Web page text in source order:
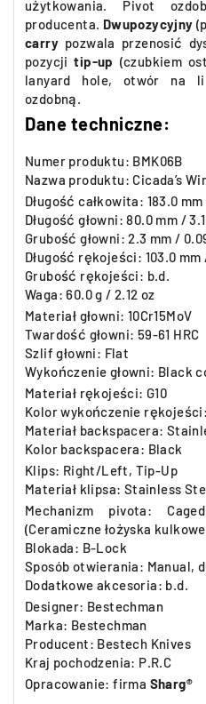
użytkowania.
Pivot
producenta. Dwupozycyjny
carry pozwala przenosić
pozycji tip-up (czubkiem
lanyard hole, otwór na
ozdobną.
Dane techniczne:
Numer produktu: BMK06B
Nazwa produktu: Cicada’s
Długość całkowita: 183.0 mm
Długość głowni: 80.0 mm /
Grubość głowni: 2.3 mm /
Długość rękojeści: 103.0 mm
Grubość rękojeści: b.d.
Waga: 60.0 g / 2.12 oz
Materiał głowni: 10Cr15MoV
Twardość głowni: 59-61 HRC
Szlif głowni: Flat
Wykończenie głowni: Black
Materiał rękojeści: G10
Kolor wykończenie
Materiał backspacera:
Kolor backspacera: Black
Klips: Right/Left, Tip-Up
Materiał klipsa: Stainless
Mechanizm pivota:
(Ceramiczne łożyska
Blokada: B-Lock
Sposób otwierania: Manual,
Dodatkowe akcesoria: b.d.
Designer: Bestechman
Marka: Bestechman
Producent: Bestech Knives
Kraj pochodzenia: P.R.C
Opracowanie: firma Sharg®